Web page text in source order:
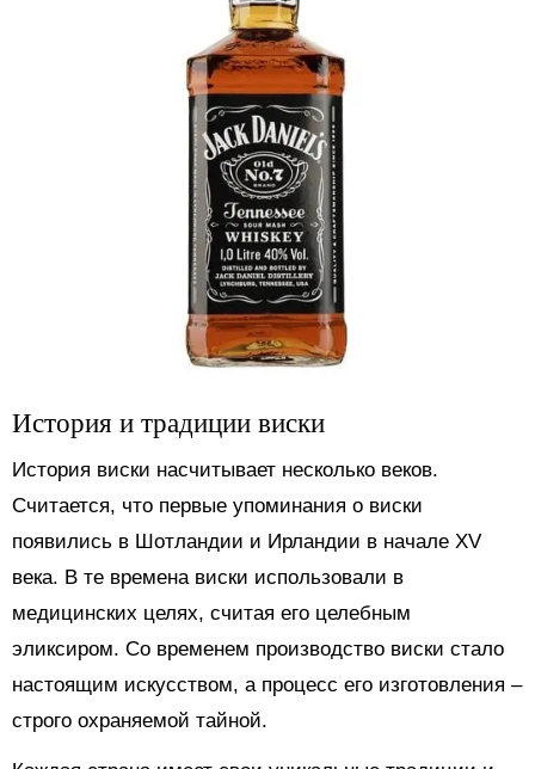
История и традиции виски
История виски насчитывает несколько веков.
Считается, что первые упоминания о виски
появились в Шотландии и Ирландии в начале XV
века. В те времена виски использовали в
медицинских целях, считая его целебным
эликсиром. Со временем производство виски стало
настоящим искусством, а процесс его изготовления –
строго охраняемой тайной.